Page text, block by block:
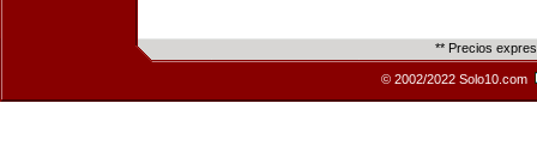
** Precios
© 2002/2022 Solo10.com